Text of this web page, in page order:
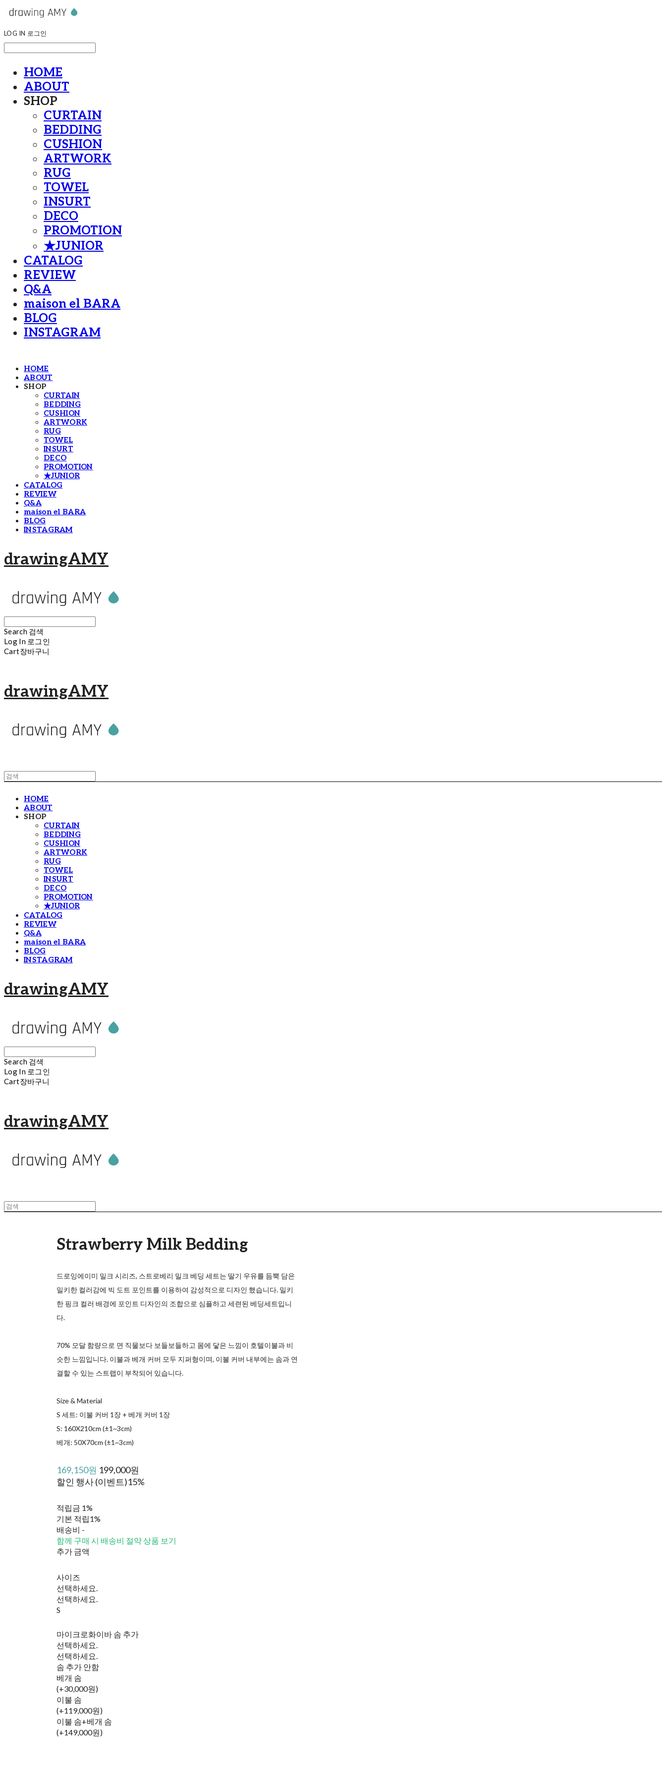
LOG IN 로그인
HOME
ABOUT
SHOP
CURTAIN
BEDDING
CUSHION
ARTWORK
RUG
TOWEL
INSURT
DECO
PROMOTION
★JUNIOR
CATALOG
REVIEW
Q&A
maison el BARA
BLOG
INSTAGRAM
HOME
ABOUT
SHOP
CURTAIN
BEDDING
CUSHION
ARTWORK
RUG
TOWEL
INSURT
DECO
PROMOTION
★JUNIOR
CATALOG
REVIEW
Q&A
maison el BARA
BLOG
INSTAGRAM
drawingAMY
Search 검색
Log In 로그인
Cart장바구니
drawingAMY
HOME
ABOUT
SHOP
CURTAIN
BEDDING
CUSHION
ARTWORK
RUG
TOWEL
INSURT
DECO
PROMOTION
★JUNIOR
CATALOG
REVIEW
Q&A
maison el BARA
BLOG
INSTAGRAM
drawingAMY
Search 검색
Log In 로그인
Cart장바구니
drawingAMY
Strawberry Milk Bedding
드로잉에이미 밀크 시리즈, 스트로베리 밀크 베딩 세트는 딸기 우유를 듬뿍 담은
밀키한 컬러감에 빅 도트 포인트를 이용하여 감성적으로 디자인 했습니다. 밀키
한 핑크 컬러 배경에 포인트 디자인의 조합으로 심플하고 세련된 베딩세트입니
다.
70% 모달 함량으로 면 직물보다 보들보들하고 몸에 닿은 느낌이 호텔이불과 비
슷한 느낌입니다. 이불과 베개 커버 모두 지퍼형이며, 이불 커버 내부에는 솜과 연
결할 수 있는 스트랩이 부착되어 있습니다.
Size & Material
S 세트: 이불 커버 1장 + 베개 커버 1장
S: 160X210cm (±1~3cm)
베개: 50X70cm (±1~3cm)
169,150원 199,000원
할인 행사 (이벤트)15%
적립금 1%
기본 적립1%
배송비 -
함께 구매 시 배송비 절약 상품 보기
추가 금액
사이즈
선택하세요.
선택하세요.
S
마이크로화이바 솜 추가
선택하세요.
선택하세요.
솜 추가 안함
베개 솜
(+30,000원)
이불 솜
(+119,000원)
이불 솜+베개 솜
(+149,000원)